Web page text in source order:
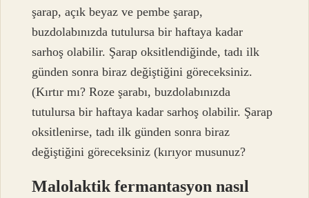
şarap, açık beyaz ve pembe şarap,
buzdolabınızda tutulursa bir haftaya kadar
sarhoş olabilir. Şarap oksitlendiğinde, tadı ilk
günden sonra biraz değiştiğini göreceksiniz.
(Kırtır mı? Roze şarabı, buzdolabınızda
tutulursa bir haftaya kadar sarhoş olabilir. Şarap
oksitlenirse, tadı ilk günden sonra biraz
değiştiğini göreceksiniz (kırıyor musunuz?
Malolaktik fermantasyon nasıl